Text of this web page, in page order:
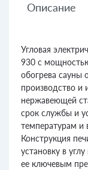
Описание
Угловая
930 с
обогрева сауны
производство и
нержавеющей
срок службы и
температурам и
Конструкция
установку в
ее ключевым